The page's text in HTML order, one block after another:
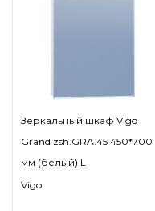
Зеркальный шкаф Vigo
Grand zsh.GRA.45 450*700
мм (белый) L
Vigo